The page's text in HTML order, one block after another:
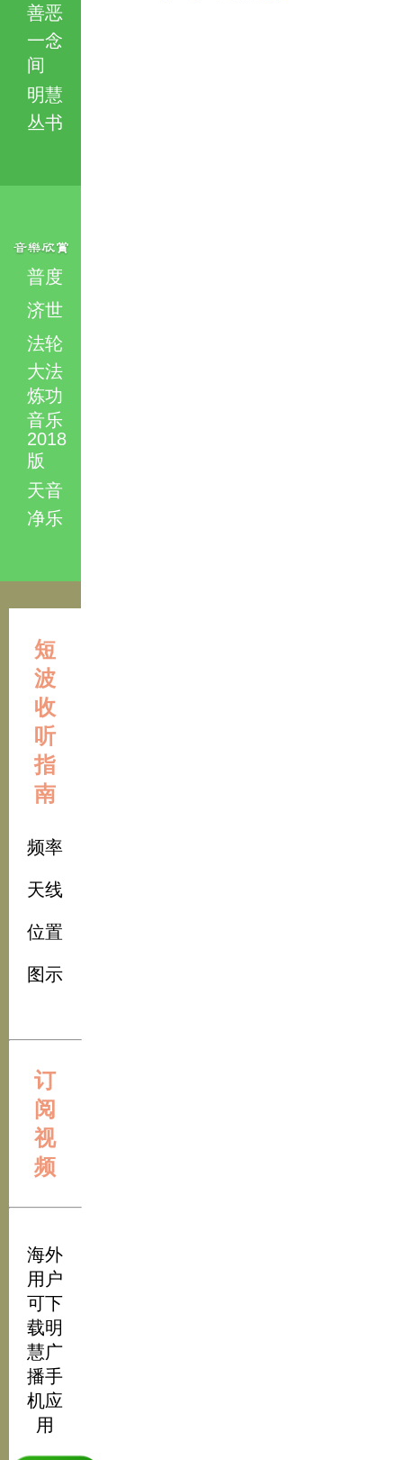
善恶
一念
间
明慧
丛书
普度
济世
法轮
大法
炼功
音乐
2018
版
天音
净乐
短
波
收
听
指
南
频率
天线
位置
图示
订
阅
视
频
海外
用户
可下
载明
慧广
播手
机应
用